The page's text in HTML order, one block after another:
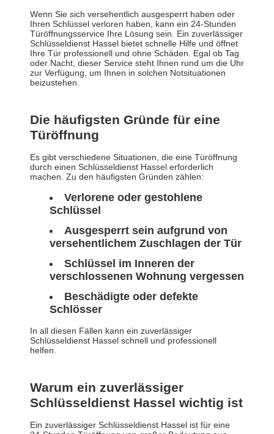
Wenn Sie sich versehentlich ausgesperrt haben oder
Ihren Schlüssel verloren haben, kann ein 24-Stunden
Türöffnungsservice Ihre Lösung sein. Ein zuverlässiger
Schlüsseldienst Hassel bietet schnelle Hilfe und öffnet
Ihre Tür professionell und ohne Schäden. Egal ob Tag
oder Nacht, dieser Service steht Ihnen rund um die Uhr
zur Verfügung, um Ihnen in solchen Notsituationen
beizustehen.
Die häufigsten Gründe für eine
Türöffnung
Es gibt verschiedene Situationen, die eine Türöffnung
durch einen Schlüsseldienst Hassel erforderlich
machen. Zu den häufigsten Gründen zählen:
Verlorene oder gestohlene
Schlüssel
Ausgesperrt sein aufgrund von
versehentlichem Zuschlagen der Tür
Schlüssel im Inneren der
verschlossenen Wohnung vergessen
Beschädigte oder defekte
Schlösser
In all diesen Fällen kann ein zuverlässiger
Schlüsseldienst Hassel schnell und professionell
helfen.
Warum ein zuverlässiger
Schlüsseldienst Hassel wichtig ist
Ein zuverlässiger Schlüsseldienst Hassel ist für eine